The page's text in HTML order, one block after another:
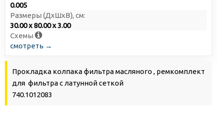
0.005
Размеры (ДxШxВ), см:
30.00 x 80.00 x 3.00
Схемы
смотреть →
Прокладка колпака фильтра масляного , ремкомплект
для фильтра с латунной сеткой
740.1012083